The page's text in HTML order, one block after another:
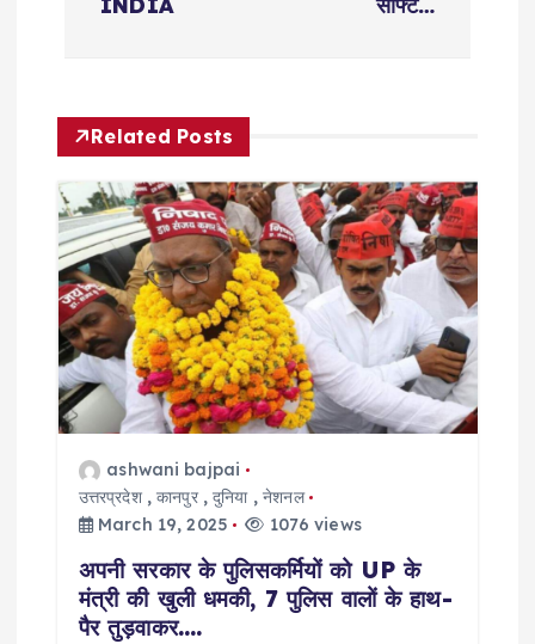
v
g
a
t
Related Posts
ashwani bajpai
उत्तरप्रदेश,कानपुर,दुनिया,नेशनल
March 19, 2025
1076 views
अपनी सरकार के पुलिसकर्मियों को UP के
मंत्री की खुली धमकी, 7 पुलिस वालों के हाथ-
पैर तुड़वाकर….